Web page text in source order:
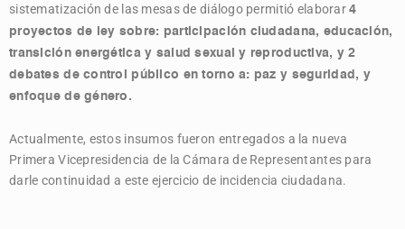
sistematización de las mesas de diálogo permitió elaborar4
proyectos de ley sobre: participación ciudadana, educación,
transición energética y salud sexual y reproductiva, y 2
debates de control público en torno a: paz y seguridad, y
enfoque de género.
Actualmente, estos insumos fueron entregados a la nueva
Primera Vicepresidencia de la Cámara de Representantes para
darle continuidad a este ejercicio de incidencia ciudadana.